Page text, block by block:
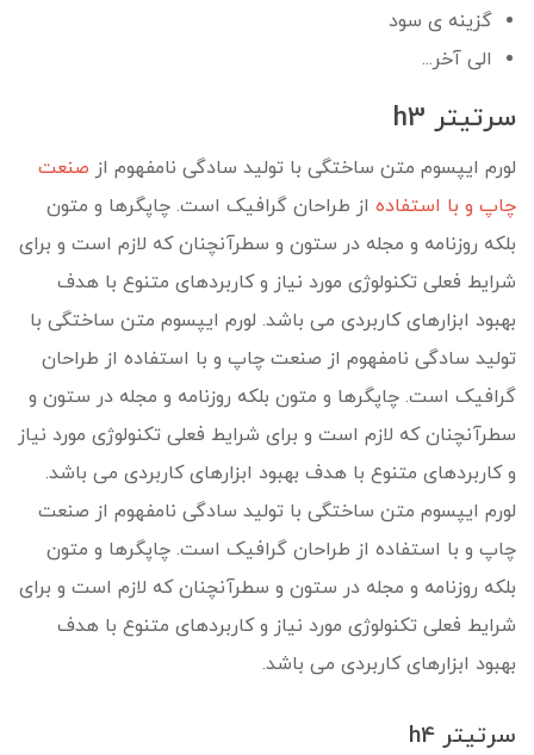
گزینه ی سود
الی آخر...
سرتیتر h3
لورم ایپسوم متن ساختگی با تولید سادگی نامفهوم از صنعت
چاپ و با استفاده از طراحان گرافیک است. چاپگرها و متون
بلکه روزنامه و مجله در ستون و سطرآنچنان که لازم است و برای
شرایط فعلی تکنولوژی مورد نیاز و کاربردهای متنوع با هدف
بهبود ابزارهای کاربردی می باشد. لورم ایپسوم متن ساختگی با
تولید سادگی نامفهوم از صنعت چاپ و با استفاده از طراحان
گرافیک است. چاپگرها و متون بلکه روزنامه و مجله در ستون و
سطرآنچنان که لازم است و برای شرایط فعلی تکنولوژی مورد نیاز
و کاربردهای متنوع با هدف بهبود ابزارهای کاربردی می باشد.
لورم ایپسوم متن ساختگی با تولید سادگی نامفهوم از صنعت
چاپ و با استفاده از طراحان گرافیک است. چاپگرها و متون
بلکه روزنامه و مجله در ستون و سطرآنچنان که لازم است و برای
شرایط فعلی تکنولوژی مورد نیاز و کاربردهای متنوع با هدف
بهبود ابزارهای کاربردی می باشد.
سرتیتر h4